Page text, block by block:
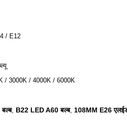
/ E12
/ 3000K / 4000K / 6000K
, B22 LED A60 बल्ब, 108MM E26